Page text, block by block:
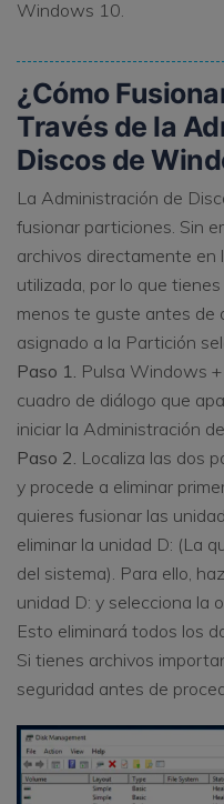
Windows 10.
¿Cómo
Través de la
Discos de
La Administración de
fusionar particiones. Sin
archivos directamente en
utilizada, por lo que
menos te guste antes de
asignado a la Partición
Paso 1. Pulsa Windows +
cuadro de diálogo que
iniciar la Administración
Paso 2. Localiza las dos
y procede a eliminar
quieres fusionar las
eliminar la unidad D: (La
del sistema). Para ello,
unidad D: y selecciona la
Esto eliminará todos los
Si tienes archivos
seguridad antes de